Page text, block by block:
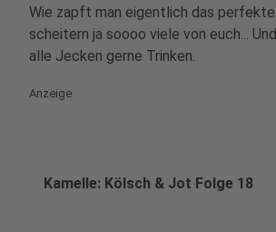
Wie zapft man eigentlich das perfekte
scheitern ja soooo viele von euch...
alle Jecken gerne Trinken.
Anzeige
Kamelle: Kölsch & Jot Folge 18